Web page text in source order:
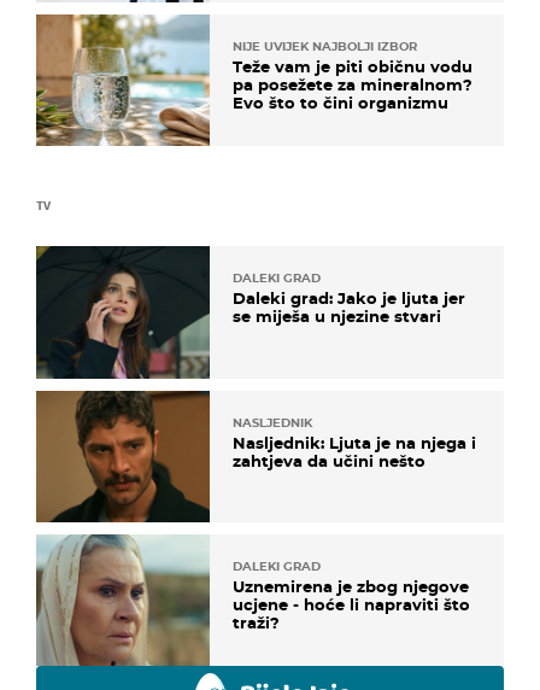
TV
DALEKI GRAD
Daleki grad: Jako je ljuta jer
se miješa u njezine stvari
NASLJEDNIK
Nasljednik: Ljuta je na njega i
zahtjeva da učini nešto
DALEKI GRAD
Uznemirena je zbog njegove
ucjene - hoće li napraviti što
traži?
NIJE UVIJEK NAJBOLJI IZBOR
Teže vam je piti običnu vodu
pa posežete za mineralnom?
Evo što to čini organizmu